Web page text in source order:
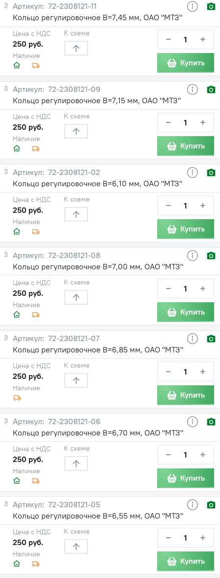
3
72-2308121-11
Кольцо регулировочное В=7,45 мм, ОАО "МТЗ"
Наличие
Цена с НДС
250 руб.
К схеме − +
Купить
3
72-2308121-09
Кольцо регулировочное В=7,15 мм, ОАО "МТЗ"
Наличие
Цена с НДС
250 руб.
К схеме − +
Купить
3
72-2308121-02
Кольцо регулировочное В=6,10 мм, ОАО "МТЗ"
Наличие
Цена с НДС
250 руб.
К схеме − +
Купить
3
72-2308121-08
Кольцо регулировочное В=7,00 мм, ОАО "МТЗ"
Наличие
Цена с НДС
250 руб.
К схеме − +
Купить
3
72-2308121-07
Кольцо регулировочное В=6,85 мм, ОАО "МТЗ"
Наличие
Цена с НДС
250 руб.
К схеме − +
Купить
3
72-2308121-06
Кольцо регулировочное В=6,70 мм, ОАО "МТЗ"
Наличие
Цена с НДС
250 руб.
К схеме − +
Купить
3
72-2308121-05
Кольцо регулировочное В=6,55 мм, ОАО "МТЗ"
Наличие
Цена с НДС
250 руб.
К схеме − +
Купить